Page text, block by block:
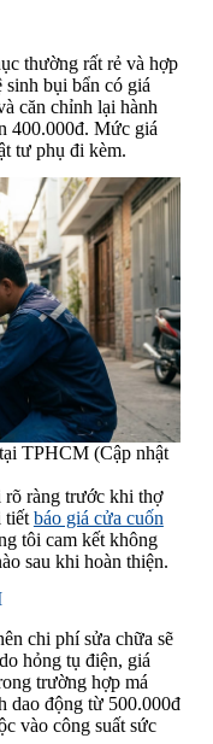
thường rất rẻ và hợp
bụi bẩn có giá
căn chỉnh lại hành
400.000đ. Mức giá
tư phụ đi kèm.
TPHCM (Cập nhật
rõ ràng trước khi thợ
tiết báo giá cửa cuốn
tôi cam kết không
sau khi hoàn thiện.
chi phí sửa chữa sẽ
hỏng tụ điện, giá
trường hợp má
dao động từ 500.000đ
vào công suất sức